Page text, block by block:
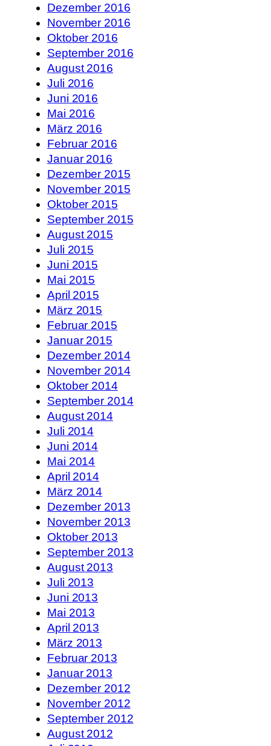
Dezember 2016
November 2016
Oktober 2016
September 2016
August 2016
Juli 2016
Juni 2016
Mai 2016
März 2016
Februar 2016
Januar 2016
Dezember 2015
November 2015
Oktober 2015
September 2015
August 2015
Juli 2015
Juni 2015
Mai 2015
April 2015
März 2015
Februar 2015
Januar 2015
Dezember 2014
November 2014
Oktober 2014
September 2014
August 2014
Juli 2014
Juni 2014
Mai 2014
April 2014
März 2014
Dezember 2013
November 2013
Oktober 2013
September 2013
August 2013
Juli 2013
Juni 2013
Mai 2013
April 2013
März 2013
Februar 2013
Januar 2013
Dezember 2012
November 2012
September 2012
August 2012